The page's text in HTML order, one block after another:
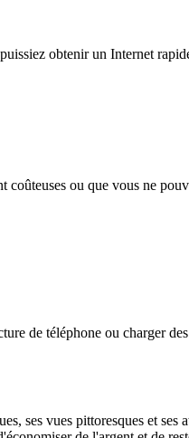
obtenir un Internet
ou que vous ne
de téléphone ou charger
ses vues pittoresques et